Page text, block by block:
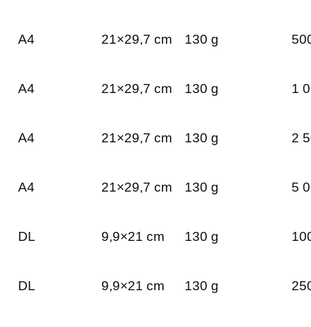
A4 21×29,7 cm 130 g
A4 21×29,7 cm 130 g 1
A4 21×29,7 cm 130 g 2
A4 21×29,7 cm 130 g 5
DL 9,9×21 cm 130 g
DL 9,9×21 cm 130 g